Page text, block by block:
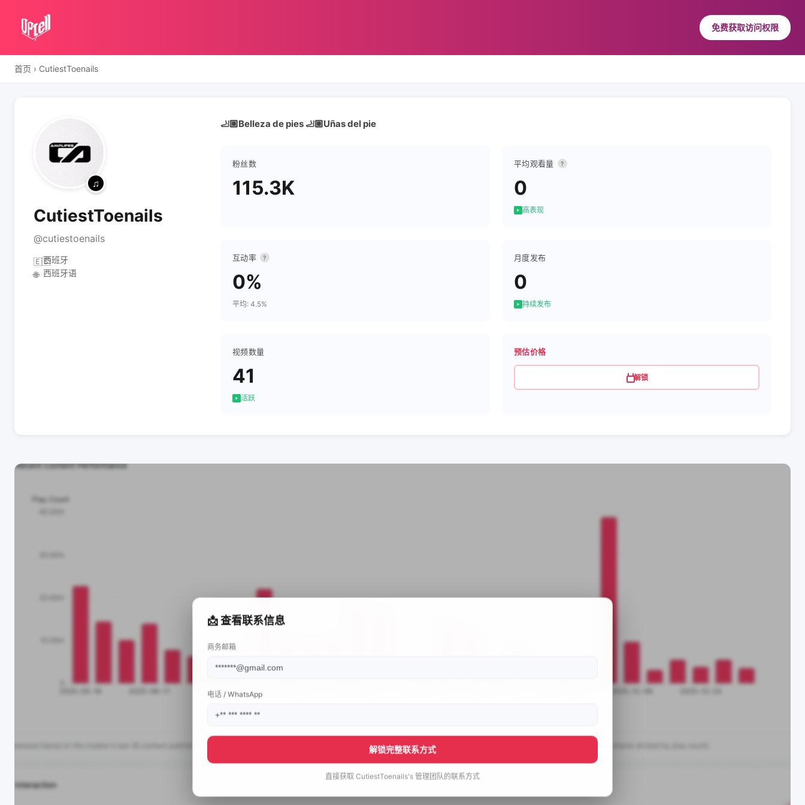
免费获取访问权限
首页 › CutiestToenails
CutiestToenails
@cutiestoenails
🇪🇸西班牙
🌐 西班牙语
🦶🏼Belleza de pies 🦶🏼Uñas del pie
粉丝数
115.3K
平均观看量 ?
0
高表现
互动率 ?
0%
平均: 4.5%
月度发布
0
持续发布
视频数量
41
活跃
预估价格
解锁
📩 查看联系信息
商务邮箱
电话 / WhatsApp
解锁完整联系方式
直接获取 CutiestToenails's 管理团队的联系方式